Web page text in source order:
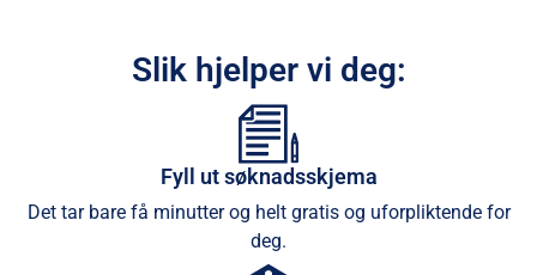
Slik hjelper vi deg:
Fyll ut søknadsskjema
Det tar bare få minutter og helt gratis og uforpliktende for
deg.